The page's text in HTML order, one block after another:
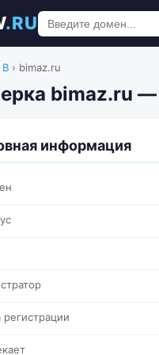
.RU
B › bimaz.ru
bimaz.ru
информация
регистрации